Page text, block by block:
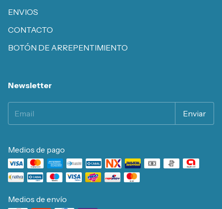
ENVIOS
CONTACTO
BOTÓN DE ARREPENTIMIENTO
Newsletter
Medios de pago
Medios de envío